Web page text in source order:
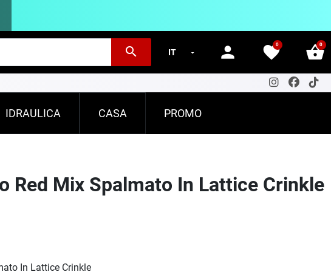
search person favorite
0 shopping_basket
0
IDRAULICA CASA PROMO
Red Mix Spalmato In Lattice Crinkle
In Lattice Crinkle